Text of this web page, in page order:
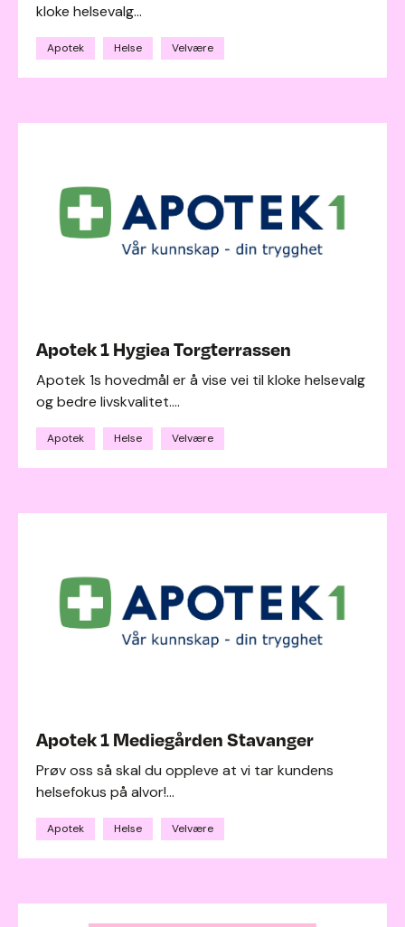
kloke helsevalg...
Apotek Helse Velvære
Apotek 1 Hygiea Torgterrassen
Apotek 1s hovedmål er å vise vei til kloke helsevalg
og bedre livskvalitet....
Apotek Helse Velvære
Apotek 1 Mediegården Stavanger
Prøv oss så skal du oppleve at vi tar kundens
helsefokus på alvor!...
Apotek Helse Velvære